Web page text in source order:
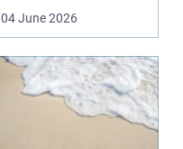
på gør-det-se...
04 June 2026